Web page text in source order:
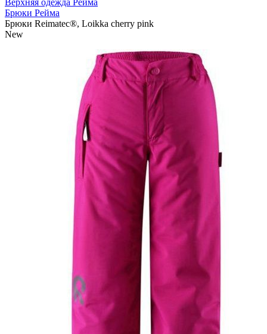
Верхняя одежда Рейма
Брюки Рейма
Брюки Reimatec®, Loikka cherry pink
New